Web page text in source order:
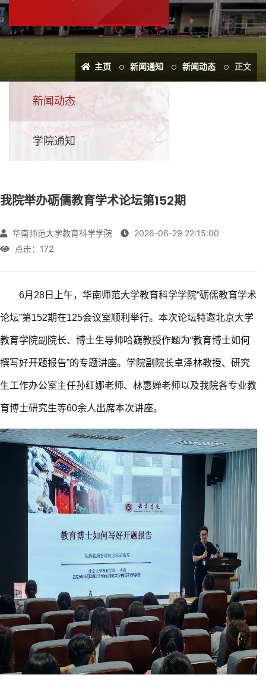
主页 新闻通知 新闻动态 正文
新闻动态
学院通知
我院举办砺儒教育学术论坛第152期
华南师范大学教育科学学院
2026-06-29 22:15:00
点击： 172
6月28日上午，华南师范大学教育科学学院“砺儒教育学术
论坛”第152期在125会议室顺利举行。本次论坛特邀北京大学
教育学院副院长、博士生导师哈巍教授作题为“教育博士如何
撰写好开题报告”的专题讲座。学院副院长卓泽林教授、研究
生工作办公室主任孙红娜老师、林惠婵老师以及我院各专业教
育博士研究生等60余人出席本次讲座。